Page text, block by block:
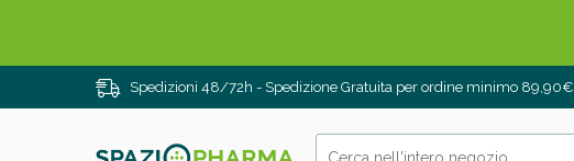
Spedizioni 48/72h - Spedizione Gratuita per ordine minimo 89,90€